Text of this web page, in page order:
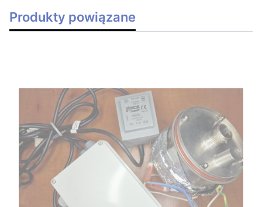
Produkty powiązane